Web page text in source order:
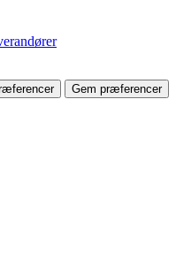
Gem præferencer